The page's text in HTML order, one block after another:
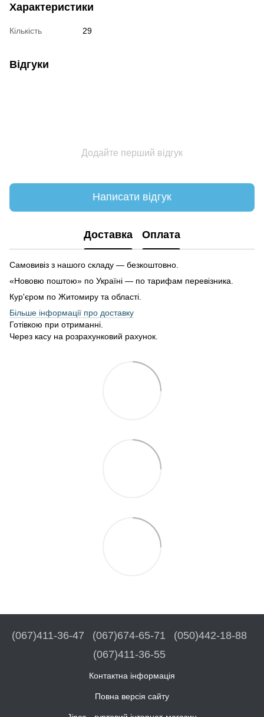
Характеристики
Кількість 29
Відгуки
Додайте перший відгук
Написати відгук
Доставка Оплата
Самовивіз з нашого складу — безкоштовно.
«Нововю поштою» по Україні — по тарифам перевізника.
Кур'єром по Житомиру та області.
Більше інформації про доставку
Готівкою при отриманні.
Через касу на розрахунковий рахунок.
(067)411-36-47 (067)674-65-71
(050)442-18-88
(067)411-36-55
Контактна інформація
Повна версія сайту